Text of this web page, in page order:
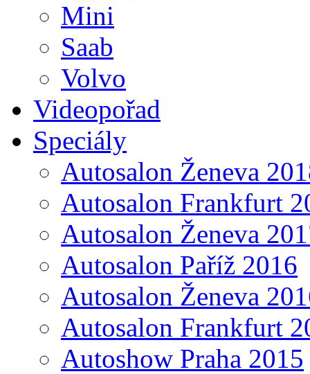
Mini
Saab
Volvo
Videopořad
Speciály
Autosalon Ženeva
Autosalon Frankfurt
Autosalon Ženeva
Autosalon Paříž 2016
Autosalon Ženeva
Autosalon Frankfurt
Autoshow Praha 2015